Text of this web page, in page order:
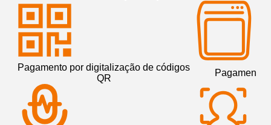
Pagamento por digitalização de códigos
QR
Pagamento